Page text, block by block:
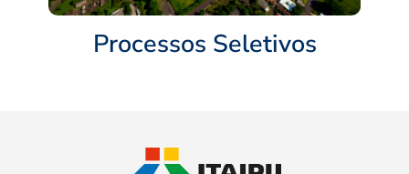
Processos Seletivos